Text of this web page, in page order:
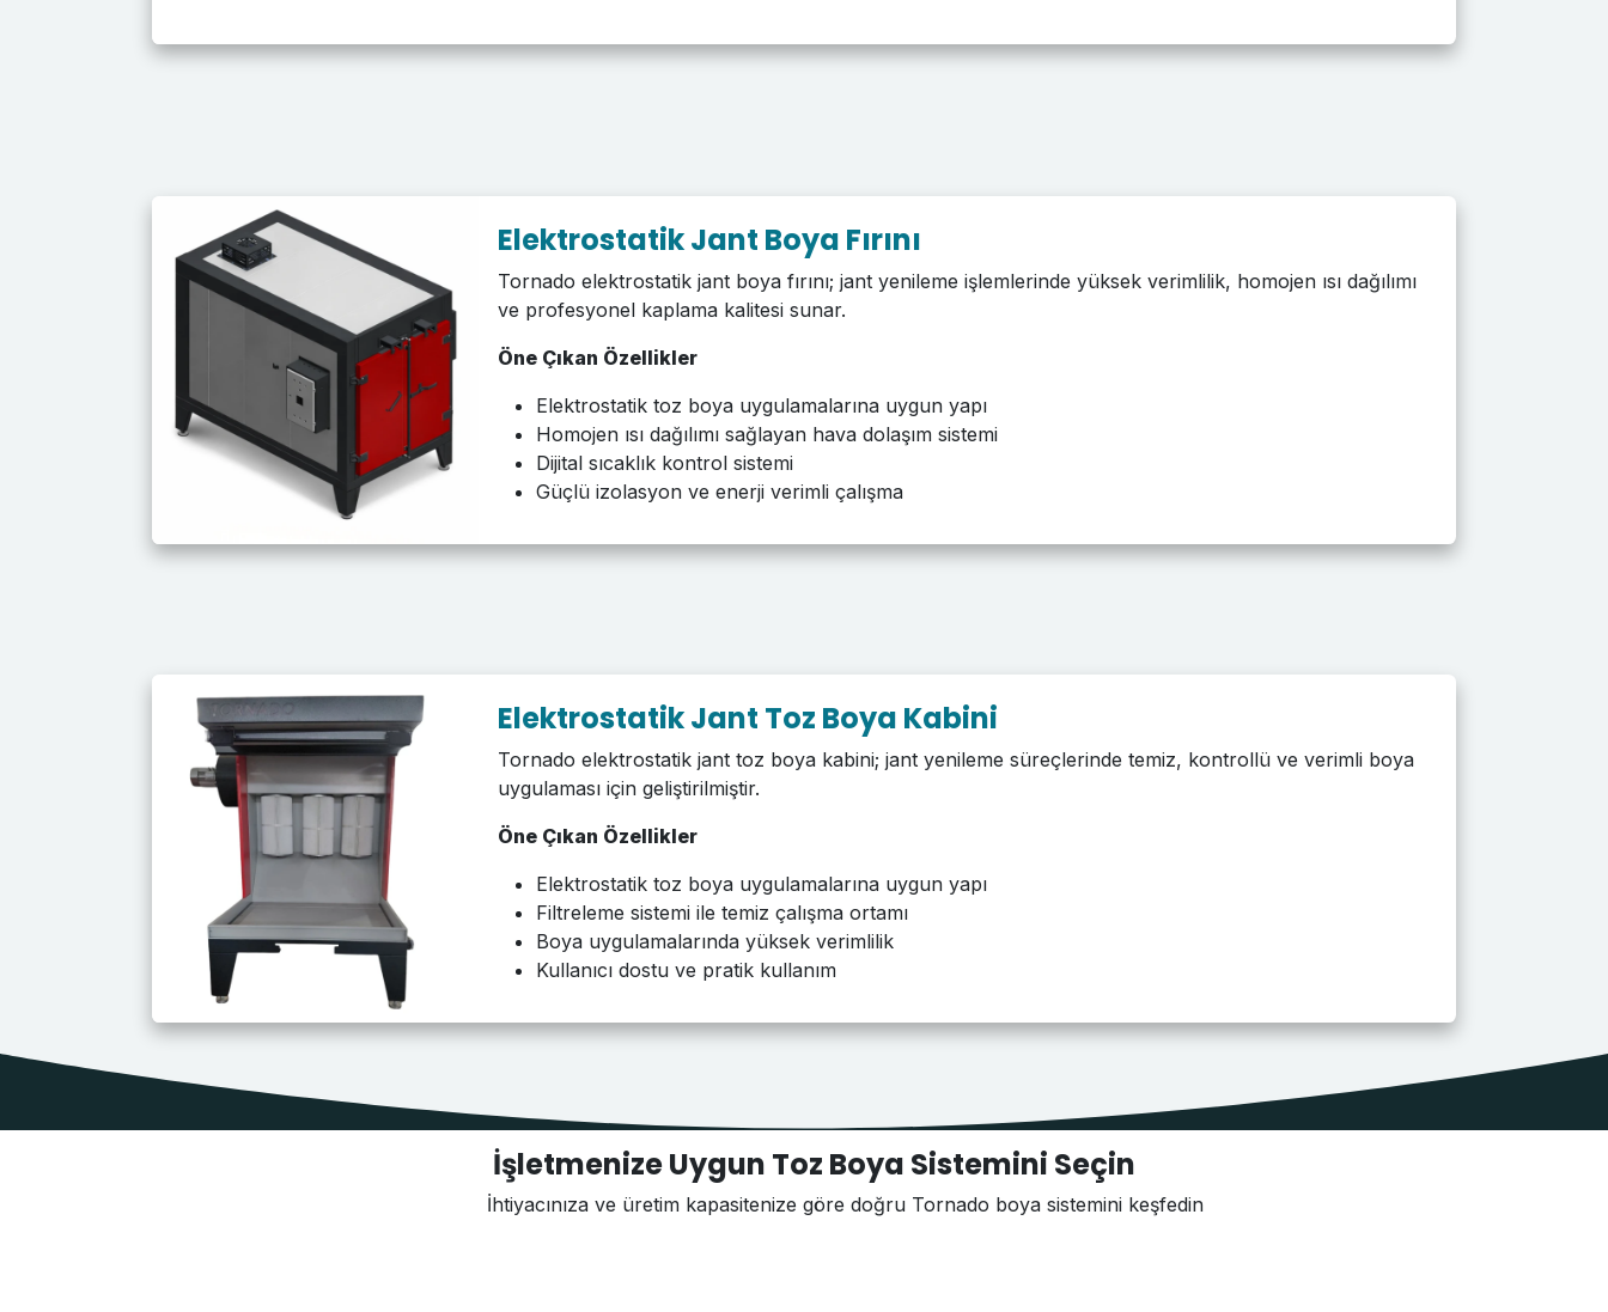
Elektrostatik Jant Boya Fırını
Tornado elektrostatik jant boya fırını; jant yenileme işlemlerinde yüksek verimlilik, homojen ısı dağılımı
ve profesyonel kaplama kalitesi sunar.
Öne Çıkan Özellikler
Elektrostatik toz boya uygulamalarına uygun yapı
Homojen ısı dağılımı sağlayan hava dolaşım sistemi
Dijital sıcaklık kontrol sistemi
Güçlü izolasyon ve enerji verimli çalışma
Elektrostatik Jant Toz Boya Kabini
Tornado elektrostatik jant toz boya kabini; jant yenileme süreçlerinde temiz, kontrollü ve verimli boya
uygulaması için geliştirilmiştir.
Öne Çıkan Özellikler
Elektrostatik toz boya uygulamalarına uygun yapı
Filtreleme sistemi ile temiz çalışma ortamı
Boya uygulamalarında yüksek verimlilik
Kullanıcı dostu ve pratik kullanım
İşletmenize Uygun Toz Boya Sistemini Seçin
İhtiyacınıza ve üretim kapasitenize göre doğru Tornado boya sistemini keşfedin